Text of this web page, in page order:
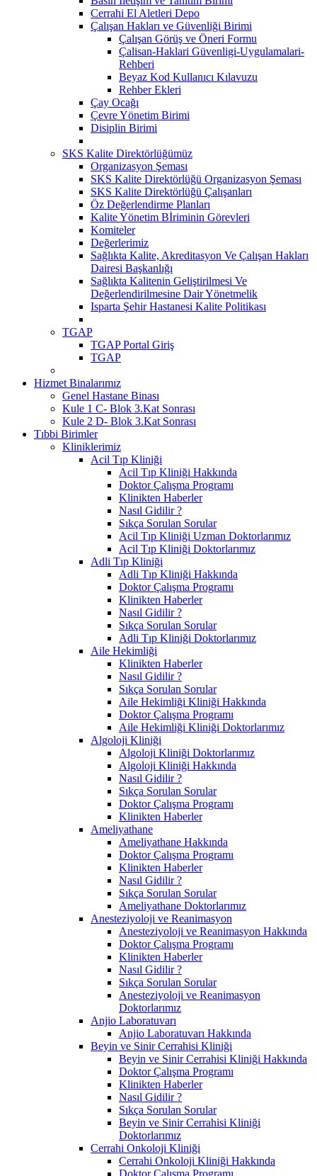
Cerrahi El Aletleri Depo
Çalışan Hakları ve Güvenliği Birimi
Çalışan Görüş ve Öneri Formu
Çalisan-Haklari Güvenligi-Uygulamalari-
Rehberi
Beyaz Kod Kullanıcı Kılavuzu
Rehber Ekleri
Çay Ocağı
Çevre Yönetim Birimi
Disiplin Birimi
SKS Kalite Direktörlüğümüz
Organizasyon Şeması
SKS Kalite Direktörlüğü Organizasyon Şeması
SKS Kalite Direktörlüğü Çalışanları
Öz Değerlendirme Planları
Kalite Yönetim Bİriminin Görevleri
Komiteler
Değerlerimiz
Sağlıkta Kalite, Akreditasyon Ve Çalışan Hakları
Dairesi Başkanlığı
Sağlıkta Kalitenin Geliştirilmesi Ve
Değerlendirilmesine Dair Yönetmelik
Isparta Şehir Hastanesi Kalite Politikası
TGAP
TGAP Portal Giriş
TGAP
Hizmet Binalarımız
Genel Hastane Binası
Kule 1 C- Blok 3.Kat Sonrası
Kule 2 D- Blok 3.Kat Sonrası
Tıbbi Birimler
Kliniklerimiz
Acil Tıp Kliniği
Acil Tıp Kliniği Hakkında
Doktor Çalışma Programı
Klinikten Haberler
Nasıl Gidilir ?
Sıkça Sorulan Sorular
Acil Tıp Kliniği Uzman Doktorlarımız
Acil Tıp Kliniği Doktorlarımız
Adli Tıp Kliniği
Adli Tıp Kliniği Hakkında
Doktor Çalışma Programı
Klinikten Haberler
Nasıl Gidilir ?
Sıkça Sorulan Sorular
Adli Tıp Kliniği Doktorlarımız
Aile Hekimliği
Klinikten Haberler
Nasıl Gidilir ?
Sıkça Sorulan Sorular
Aile Hekimliği Kliniği Hakkında
Doktor Çalışma Programı
Aile Hekimliği Kliniği Doktorlarımız
Algoloji Kliniği
Algoloji Kliniği Doktorlarımız
Algoloji Kliniği Hakkında
Nasıl Gidilir ?
Sıkça Sorulan Sorular
Doktor Çalışma Programı
Klinikten Haberler
Ameliyathane
Ameliyathane Hakkında
Doktor Çalışma Programı
Klinikten Haberler
Nasıl Gidilir ?
Sıkça Sorulan Sorular
Ameliyathane Doktorlarımız
Anesteziyoloji ve Reanimasyon
Anesteziyoloji ve Reanimasyon Hakkında
Doktor Çalışma Programı
Klinikten Haberler
Nasıl Gidilir ?
Sıkça Sorulan Sorular
Anesteziyoloji ve Reanimasyon
Doktorlarımız
Anjio Laboratuvarı
Anjio Laboratuvarı Hakkında
Beyin ve Sinir Cerrahisi Kliniği
Beyin ve Sinir Cerrahisi Kliniği Hakkında
Doktor Çalışma Programı
Klinikten Haberler
Nasıl Gidilir ?
Sıkça Sorulan Sorular
Beyin ve Sinir Cerrahisi Kliniği
Doktorlarımız
Cerrahi Onkoloji Kliniği
Cerrahi Onkoloji Kliniği Hakkında
Doktor Çalışma Programı